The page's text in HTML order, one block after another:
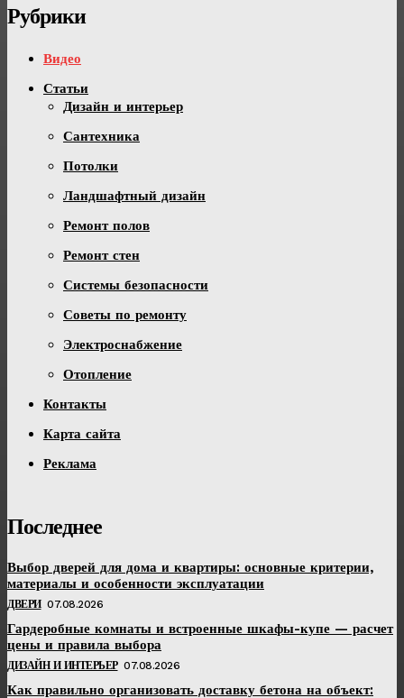
Рубрики
Видео
Статьи
Дизайн и интерьер
Сантехника
Потолки
Ландшафтный дизайн
Ремонт полов
Ремонт стен
Системы безопасности
Советы по ремонту
Электроснабжение
Отопление
Контакты
Карта сайта
Реклама
Последнее
Выбор дверей для дома и квартиры: основные критерии,
материалы и особенности эксплуатации
ДВЕРИ 07.08.2026
Гардеробные комнаты и встроенные шкафы-купе — расчет
цены и правила выбора
ДИЗАЙН И ИНТЕРЬЕР 07.08.2026
Как правильно организовать доставку бетона на объект: